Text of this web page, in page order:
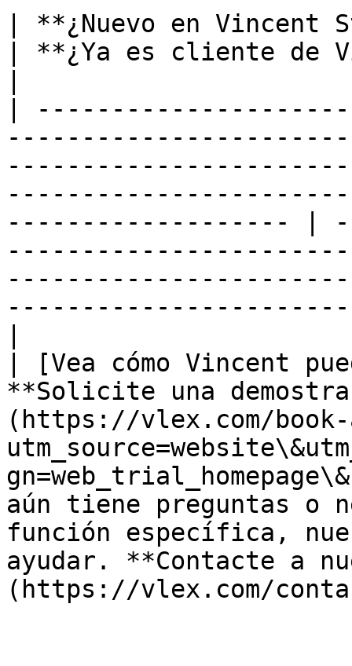
| **¿Nuevo en Vincent
| **¿Ya es cliente de
|
------------------- |
| [Vea cómo Vincent
**Solicite una
(https://vlex.com/book-
aún tiene preguntas o
función específica,
ayudar. **Contacte a